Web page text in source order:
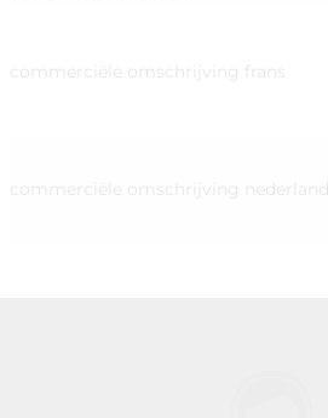
commerciële omschrijving frans
commerciële omschrijving nederlands